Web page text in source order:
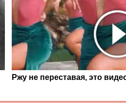
Ржу не переставая, это